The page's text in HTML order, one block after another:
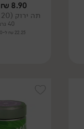
8.90
₪
תה ירוק (20 שקיקים)
40 גרם
22.25 ₪ ל-100 גרם